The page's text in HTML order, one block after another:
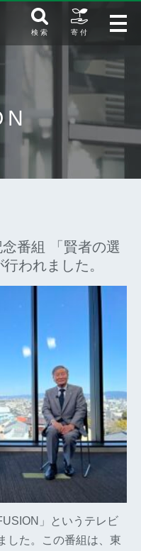
検 索 寄 付
番組 「賢者の選
われました。
」というテレビ
した。この番組は、東